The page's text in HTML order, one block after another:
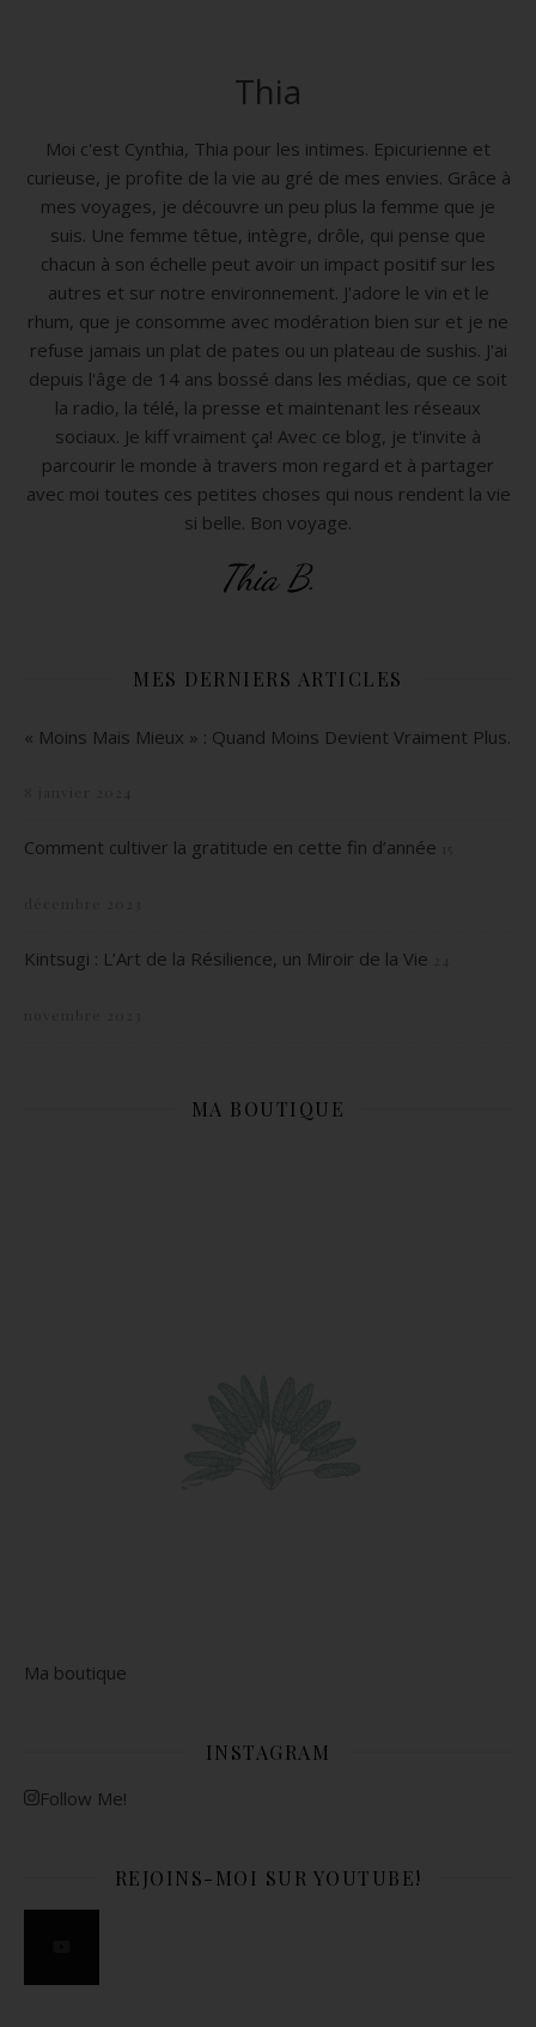
Thia
Moi c'est Cynthia, Thia pour les intimes. Epicurienne et
curieuse, je profite de la vie au gré de mes envies. Grâce à
mes voyages, je découvre un peu plus la femme que je
suis. Une femme têtue, intègre, drôle, qui pense que
chacun à son échelle peut avoir un impact positif sur les
autres et sur notre environnement. J'adore le vin et le
rhum, que je consomme avec modération bien sur et je ne
refuse jamais un plat de pates ou un plateau de sushis. J'ai
depuis l'âge de 14 ans bossé dans les médias, que ce soit
la radio, la télé, la presse et maintenant les réseaux
sociaux. Je kiff vraiment ça! Avec ce blog, je t'invite à
parcourir le monde à travers mon regard et à partager
avec moi toutes ces petites choses qui nous rendent la vie
si belle. Bon voyage.
Thia B.
MES DERNIERS ARTICLES
« Moins Mais Mieux » : Quand Moins Devient Vraiment Plus.
Comment cultiver la gratitude en cette fin d’année
Kintsugi : L’Art de la Résilience, un Miroir de la Vie
MA BOUTIQUE
Ma boutique
INSTAGRAM
Follow Me!
REJOINS-MOI SUR YOUTUBE!